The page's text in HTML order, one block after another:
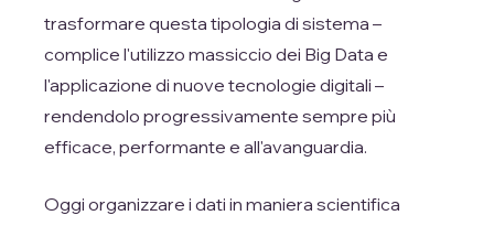
trasformare questa tipologia di sistema –
complice l'utilizzo massiccio dei Big Data e
l'applicazione di nuove tecnologie digitali –
rendendolo progressivamente sempre più
efficace, performante e all'avanguardia.
Oggi organizzare i dati in maniera scientifica